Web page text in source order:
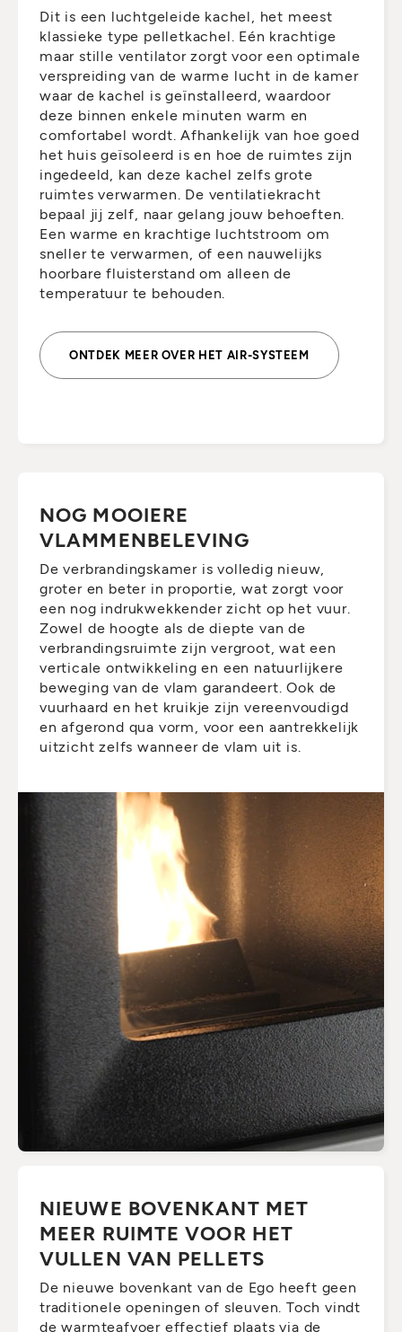
Dit is een luchtgeleide kachel, het meest
klassieke type pelletkachel. Eén krachtige
maar stille ventilator zorgt voor een optimale
verspreiding van de warme lucht in de kamer
waar de kachel is geïnstalleerd, waardoor
deze binnen enkele minuten warm en
comfortabel wordt. Afhankelijk van hoe goed
het huis geïsoleerd is en hoe de ruimtes zijn
ingedeeld, kan deze kachel zelfs grote
ruimtes verwarmen. De ventilatiekracht
bepaal jij zelf, naar gelang jouw behoeften.
Een warme en krachtige luchtstroom om
sneller te verwarmen, of een nauwelijks
hoorbare fluisterstand om alleen de
temperatuur te behouden.
ONTDEK MEER OVER HET AIR-SYSTEEM
NOG MOOIERE
VLAMMENBELEVING
De verbrandingskamer is volledig nieuw,
groter en beter in proportie, wat zorgt voor
een nog indrukwekkender zicht op het vuur.
Zowel de hoogte als de diepte van de
verbrandingsruimte zijn vergroot, wat een
verticale ontwikkeling en een natuurlijkere
beweging van de vlam garandeert. Ook de
vuurhaard en het kruikje zijn vereenvoudigd
en afgerond qua vorm, voor een aantrekkelijk
uitzicht zelfs wanneer de vlam uit is.
NIEUWE BOVENKANT MET
MEER RUIMTE VOOR HET
VULLEN VAN PELLETS
De nieuwe bovenkant van de Ego heeft geen
traditionele openingen of sleuven. Toch vindt
de warmteafvoer effectief plaats via de